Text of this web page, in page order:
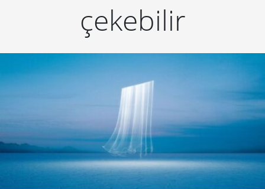
çekebilir